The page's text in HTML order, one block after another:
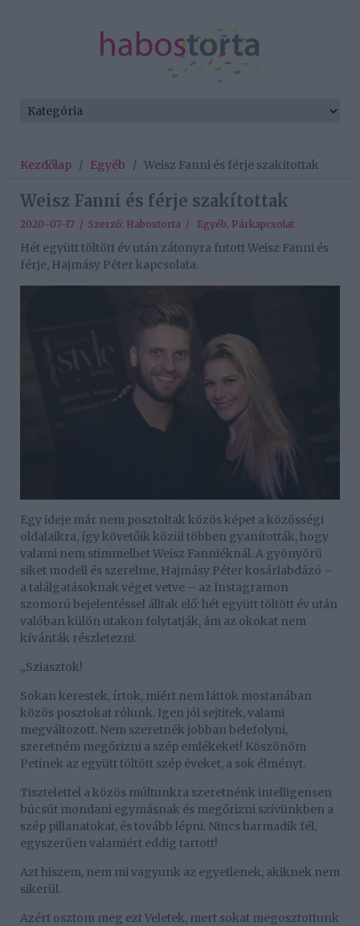
Kezdőlap / Egyéb / Weisz Fanni és férje szakítottak
Weisz Fanni és férje szakítottak
2020-07-17 / Szerző: Habostorta / Egyéb, Párkapcsolat
Hét együtt töltött év után zátonyra futott Weisz Fanni és
férje, Hajmásy Péter kapcsolata.
Egy ideje már nem posztoltak közös képet a közösségi
oldalaikra, így követőik közül többen gyanították, hogy
valami nem stimmelhet Weisz Fanniéknál. A gyönyörű
siket modell és szerelme, Hajmásy Péter kosárlabdázó –
a találgatásoknak véget vetve – az Instagramon
szomorú bejelentéssel álltak elő: hét együtt töltött év után
valóban külön utakon folytatják, ám az okokat nem
kívánták részletezni.
„Sziasztok!
Sokan kerestek, írtok, miért nem láttok mostanában
közös posztokat rólunk. Igen jól sejtitek, valami
megváltozott. Nem szeretnék jobban belefolyni,
szeretném megőrizni a szép emlékeket! Köszönöm
Petinek az együtt töltött szép éveket, a sok élményt.
Tisztelettel a közös múltunkra szeretnénk intelligensen
búcsút mondani egymásnak és megőrizni szívünkben a
szép pillanatokat, és tovább lépni. Nincs harmadik fél,
egyszerűen valamiért eddig tartott!
Azt hiszem, nem mi vagyunk az egyetlenek, akiknek nem
sikerül.
Azért osztom meg ezt Veletek, mert sokat megosztottunk